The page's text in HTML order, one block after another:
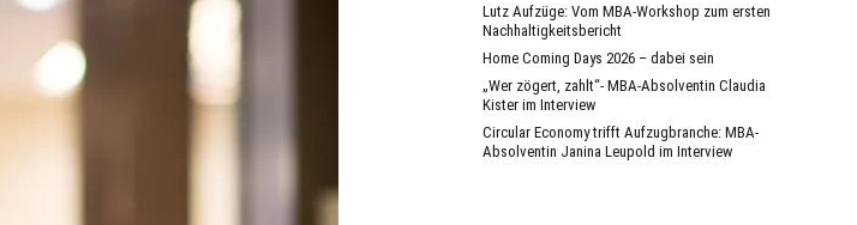
Lutz Aufzüge: Vom MBA-Workshop zum ersten
Nachhaltigkeitsbericht
Home Coming Days 2026 – dabei sein
„Wer zögert, zahlt“- MBA-Absolventin Claudia
Kister im Interview
Circular Economy trifft Aufzugbranche: MBA-
Absolventin Janina Leupold im Interview